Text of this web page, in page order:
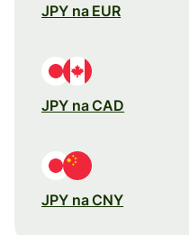
JPY na EUR
JPY na CAD
JPY na CNY